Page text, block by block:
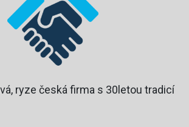
ryze česká firma s 30letou tradicí